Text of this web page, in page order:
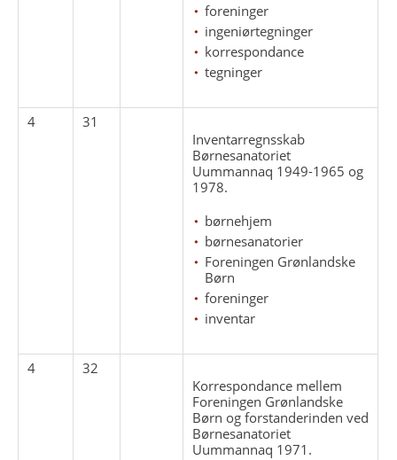
foreninger
ingeniørtegninger
korrespondance
tegninger
4
31
Inventarregnsskab
Børnesanatoriet
Uummannaq 1949-1965 og
1978.
børnehjem
børnesanatorier
Foreningen Grønlandske
Børn
foreninger
inventar
4
32
Korrespondance mellem
Foreningen Grønlandske
Børn og forstanderinden ved
Børnesanatoriet
Uummannaq 1971.